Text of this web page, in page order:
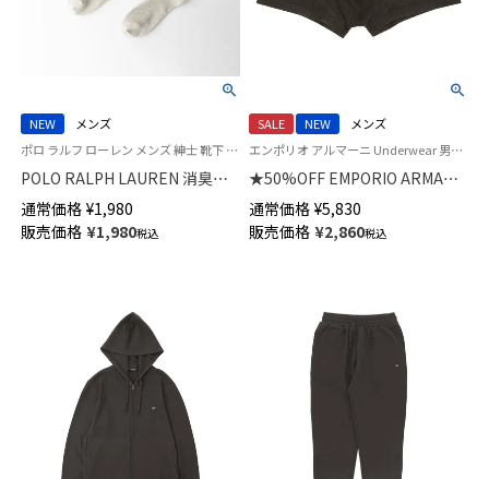
NEW
メンズ
ポロ ラルフ ローレン メンズ 紳士 靴下 カジュアル 26SS
POLO RALPH LAUREN 消臭加
工 リブ ポロポニー刺しゅう ワ
ンポイント 特大寸 大きいサイ
ズ クルー丈 ソックス【28-
通常価格 ¥1,980
販売価格 ¥1,980税込
SALE NEW
メンズ
エンポリオ アルマーニ Underwear 男性 アンダーウェア 紳士 下着
★50%OFF EMPORIO ARMANI
WINTER STRIPE ウィンター ス
トライプ ボクサーパンツ
【S/M/L】 前閉じ EUサイズ メン
通常価格 ¥5,830
販売価格 ¥2,860税込